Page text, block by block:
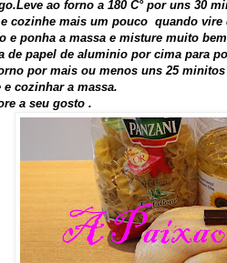
ao forno a 180 C° por uns 30
cozinhe mais um pouco quando
e ponha a massa e misture muito
de papel de aluminio por cima para
por mais ou menos uns 25
e cozinhar a massa.
a seu gosto .